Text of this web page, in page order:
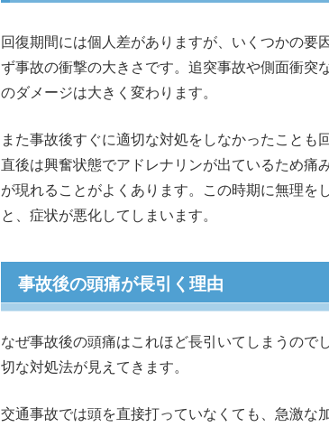
回復期間には個人差がありますが、いくつかの要
ず事故の衝撃の大きさです。追突事故や側面衝突
のダメージは大きく変わります。
また事故後すぐに適切な対処をしなかったことも
直後は興奮状態でアドレナリンが出ているため痛
が現れることがよくあります。この時期に無理を
と、症状が悪化してしまいます。
事故後の頭痛が長引く理由
なぜ事故後の頭痛はこれほど長引いてしまうので
切な対処法が見えてきます。
交通事故では頭を直接打っていなくても、急激な